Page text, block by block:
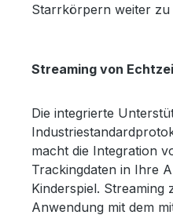
Starrkörpern weiter zu
Streaming von
Die integrierte
macht die Integration
Trackingdaten in Ihre
Kinderspiel.
Anwendung mit dem